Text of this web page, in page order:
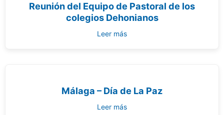
Reunión del Equipo de Pastoral de los
colegios Dehonianos
Leer más
Málaga – Día de La Paz
Leer más